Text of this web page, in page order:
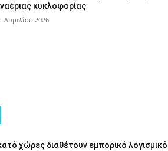
κυκλοφορίας
Απριλίου 2026
χώρες διαθέτουν εμπορικό λογισμικό